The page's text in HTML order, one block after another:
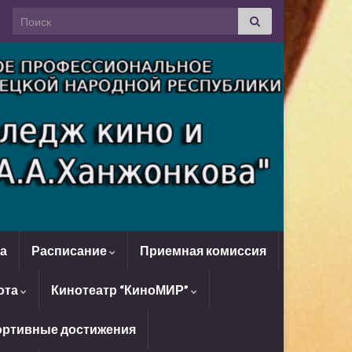
Search for:
Расписание Приемная комиссия
Кинотеатр “КиноМИР”
достижения